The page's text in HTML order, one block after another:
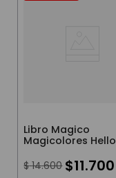
Libro Magico
Magicolores Hello
Kitty
$ 14.600 $11.700